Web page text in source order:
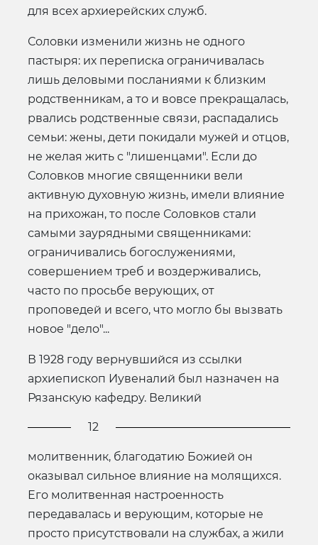
для всех архиерейских служб.
Соловки изменили жизнь не одного
пастыря: их переписка ограничивалась
лишь деловыми посланиями к близким
родственникам, а то и вовсе прекращалась,
рвались родственные связи, распадались
семьи: жены, дети покидали мужей и отцов,
не желая жить с "лишенцами". Если до
Соловков многие священники вели
активную духовную жизнь, имели влияние
на прихожан, то после Соловков стали
самыми заурядными священниками:
ограничивались богослужениями,
совершением треб и воздерживались,
часто по просьбе верующих, от
проповедей и всего, что могло бы вызвать
новое "дело"...
В 1928 году вернувшийся из ссылки
архиепископ Иувеналий был назначен на
Рязанскую кафедру. Великий
12
молитвенник, благодатию Божией он
оказывал сильное влияние на молящихся.
Его молитвенная настроенность
передавалась и верующим, которые не
просто присутствовали на службах, а жили